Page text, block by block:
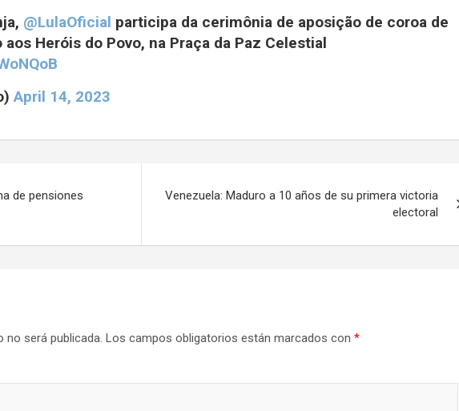
@LulaOficial participa da cerimônia de aposição de coroa de
Heróis do Povo, na Praça da Paz Celestial
April 14, 2023
de pensiones
Venezuela: Maduro a 10 años de su primera victoria
electoral
no será publicada. Los campos obligatorios están marcados con *